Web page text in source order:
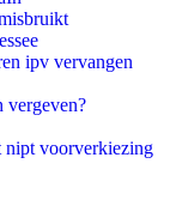
ipv vervangen
vergeven?
nipt voorverkiezing